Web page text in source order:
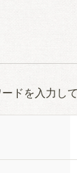
ドを入力し